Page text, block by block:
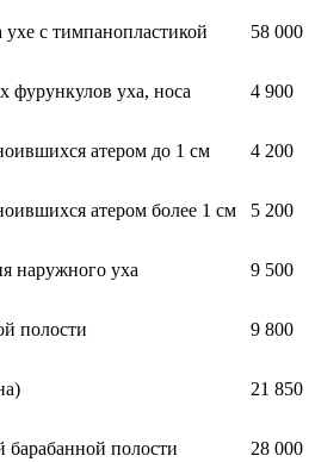
с тимпанопластикой 58 000
уха, носа 4 900
атером до 1 см 4 200
атером более 1 см 5 200
наружного уха 9 500
полости 9 800
21 850
барабанной полости 28 000